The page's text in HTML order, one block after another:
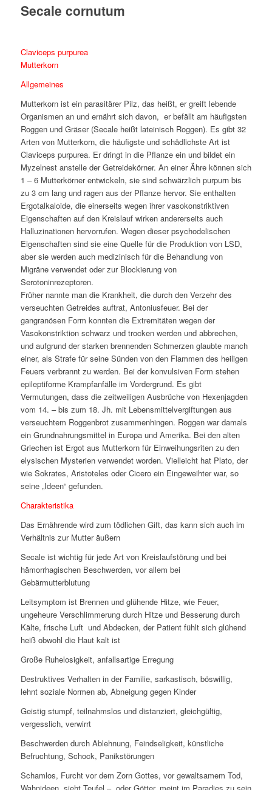
Secale cornutum
Claviceps purpurea
Mutterkorn
Allgemeines
Mutterkorn ist ein parasitärer Pilz, das heißt, er greift lebende
Organismen an und ernährt sich davon, er befällt am häufigsten
Roggen und Gräser (Secale heißt lateinisch Roggen). Es gibt 32
Arten von Mutterkorn, die häufigste und schädlichste Art ist
Claviceps purpurea. Er dringt in die Pflanze ein und bildet ein
Myzelnest anstelle der Getreidekörner. An einer Ähre können sich
1 – 6 Mutterkörner entwickeln, sie sind schwärzlich purpurn bis
zu 3 cm lang und ragen aus der Pflanze hervor. Sie enthalten
Ergotalkaloide, die einerseits wegen ihrer vasokonstriktiven
Eigenschaften auf den Kreislauf wirken andererseits auch
Halluzinationen hervorrufen. Wegen dieser psychodelischen
Eigenschaften sind sie eine Quelle für die Produktion von LSD,
aber sie werden auch medizinisch für die Behandlung von
Migräne verwendet oder zur Blockierung von
Serotoninrezeptoren.
Früher nannte man die Krankheit, die durch den Verzehr des
verseuchten Getreides auftrat, Antoniusfeuer. Bei der
gangranösen Form konnten die Extremitäten wegen der
Vasokonstriktion schwarz und trocken werden und abbrechen,
und aufgrund der starken brennenden Schmerzen glaubte manch
einer, als Strafe für seine Sünden von den Flammen des heiligen
Feuers verbrannt zu werden. Bei der konvulsiven Form stehen
epileptiforme Krampfanfälle im Vordergrund. Es gibt
Vermutungen, dass die zeitweiligen Ausbrüche von Hexenjagden
vom 14. – bis zum 18. Jh. mit Lebensmittelvergiftungen aus
verseuchtem Roggenbrot zusammenhingen. Roggen war damals
ein Grundnahrungsmittel in Europa und Amerika. Bei den alten
Griechen ist Ergot aus Mutterkorn für Einweihungsriten zu den
elysischen Mysterien verwendet worden. Vielleicht hat Plato, der
wie Sokrates, Aristoteles oder Cicero ein Eingeweihter war, so
seine „Ideen“ gefunden.
Charakteristika
Das Ernährende wird zum tödlichen Gift, das kann sich auch im
Verhältnis zur Mutter äußern
Secale ist wichtig für jede Art von Kreislaufstörung und bei
hämorrhagischen Beschwerden, vor allem bei
Gebärmutterblutung
Leitsymptom ist Brennen und glühende Hitze, wie Feuer,
ungeheure Verschlimmerung durch Hitze und Besserung durch
Kälte, frische Luft und Abdecken, der Patient fühlt sich glühend
heiß obwohl die Haut kalt ist
Große Ruhelosigkeit, anfallsartige Erregung
Destruktives Verhalten in der Familie, sarkastisch, böswillig,
lehnt soziale Normen ab, Abneigung gegen Kinder
Geistig stumpf, teilnahmslos und distanziert, gleichgültig,
vergesslich, verwirrt
Beschwerden durch Ablehnung, Feindseligkeit, künstliche
Befruchtung, Schock, Panikstörungen
Schamlos, Furcht vor dem Zorn Gottes, vor gewaltsamem Tod,